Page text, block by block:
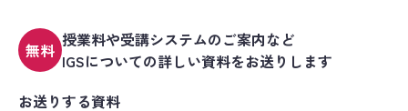
無料 授業料や受講システムのご案内など
IGSについての詳しい資料をお送りします
お送りする資料